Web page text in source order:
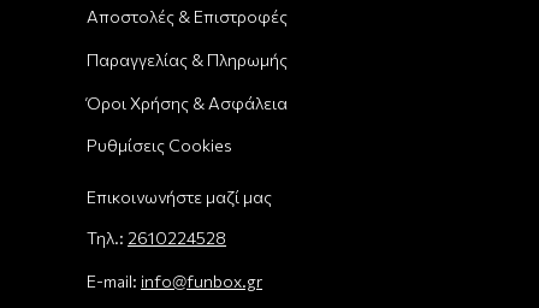
Αποστολές & Επιστροφές
Παραγγελίας & Πληρωμής
Όροι Χρήσης & Ασφάλεια
Ρυθμίσεις Cookies
Επικοινωνήστε μαζί μας
Τηλ.: 2610224528
E-mail: info@funbox.gr